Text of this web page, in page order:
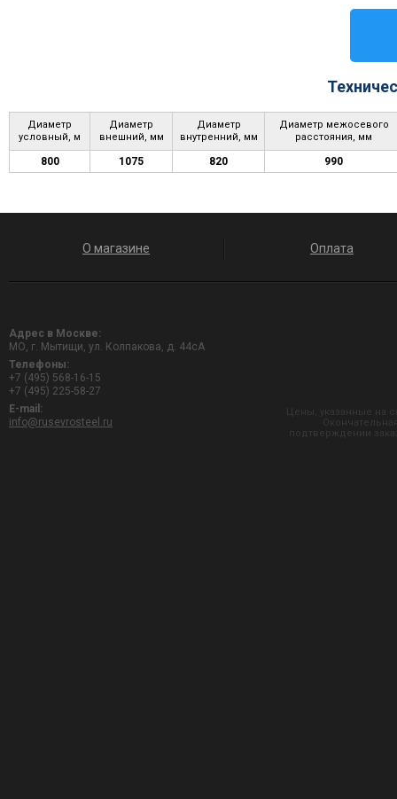
Диаметр
условный, м
Диаметр
внешний, мм
Диаметр
внутренний, мм
Диаметр межосевого
расстояния, мм
800 1075 820 990
О магазине Оплата
Адрес в Москве:
МО, г. Мытищи, ул. Колпакова, д. 44сА
Телефоны:
+7 (495) 568-16-15
+7 (495) 225-58-27
E-mail:
info@rusevrosteel.ru
Цены, указанные на
подтверждении